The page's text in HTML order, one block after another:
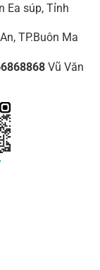
Ea súp, Tỉnh
TP.Buôn Ma
Vũ Văn